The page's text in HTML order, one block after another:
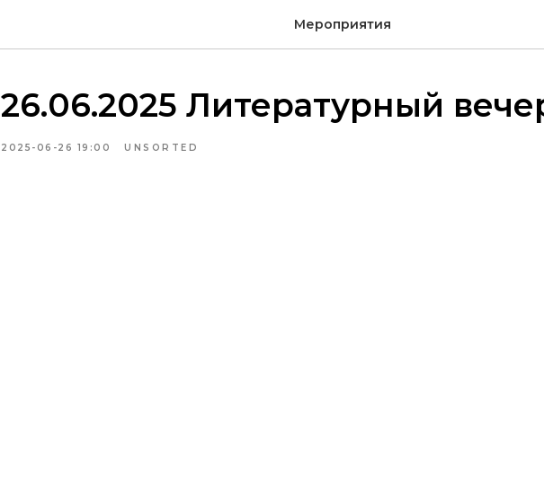
Мероприятия
26.06.2025 Литературный
2025-06-26 19:00 UNSORTED